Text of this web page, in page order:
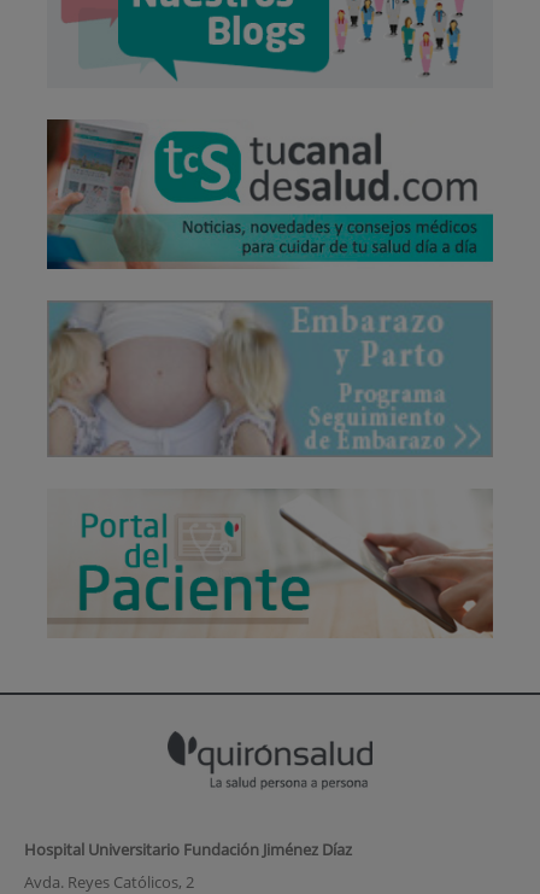
Hospital Universitario Fundación Jiménez Díaz
Avda. Reyes Católicos, 2